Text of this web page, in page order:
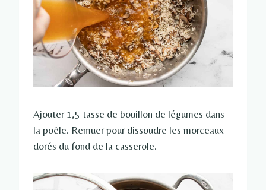
Ajouter 1,5 tasse de bouillon de légumes dans
la poêle. Remuer pour dissoudre les morceaux
dorés du fond de la casserole.